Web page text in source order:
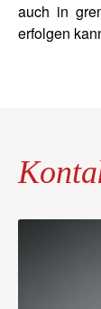
auch in
erfolgen